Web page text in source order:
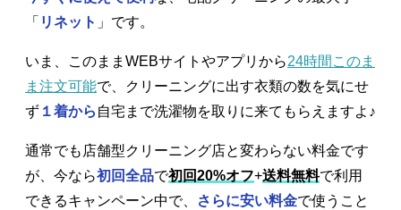
「 リネット 」です。
いま、このままWEBサイトやアプリから24時間このま
ま注文可能で、クリーニングに出す衣類の数を気にせ
ず １着から 自宅まで洗濯物を取りに来てもらえますよ♪
通常でも店舗型クリーニング店と変わらない料金です
が、今なら初回全品で初回20%オフ+送料無料で利用
できるキャンペーン中で、
さらに安い料金で使うこと